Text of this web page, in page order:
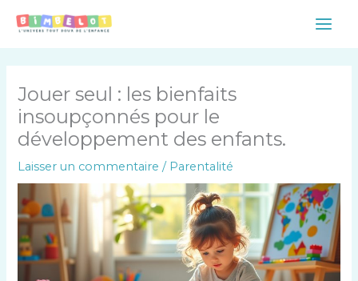
Main
Jouer seul : les bienfaits
insoupçonnés pour le
développement des enfants.
Laisser un commentaire / Parentalité